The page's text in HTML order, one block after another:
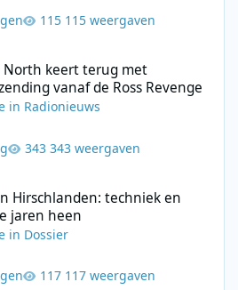
115 weergaven
North keert terug met
vanaf de Ross Revenge
in Radionieuws
343 weergaven
Hirschlanden: techniek en
jaren heen
in Dossier
117 weergaven